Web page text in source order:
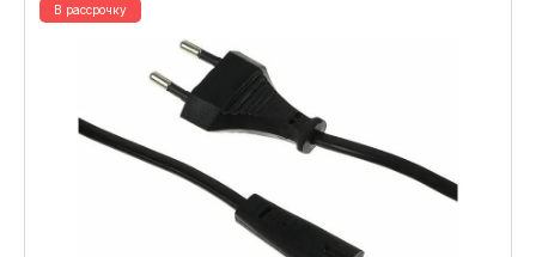
В рассрочку